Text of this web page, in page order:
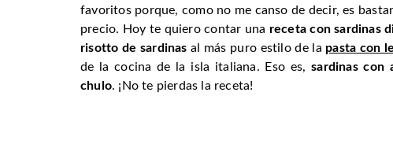
favoritos porque, como no me canso de decir, es
precio. Hoy te quiero contar una receta con sardinas
risotto de sardinas al más puro estilo de la pasta con
de la cocina de la isla italiana. Eso es,sardinas con
chulo. ¡No te pierdas la receta!